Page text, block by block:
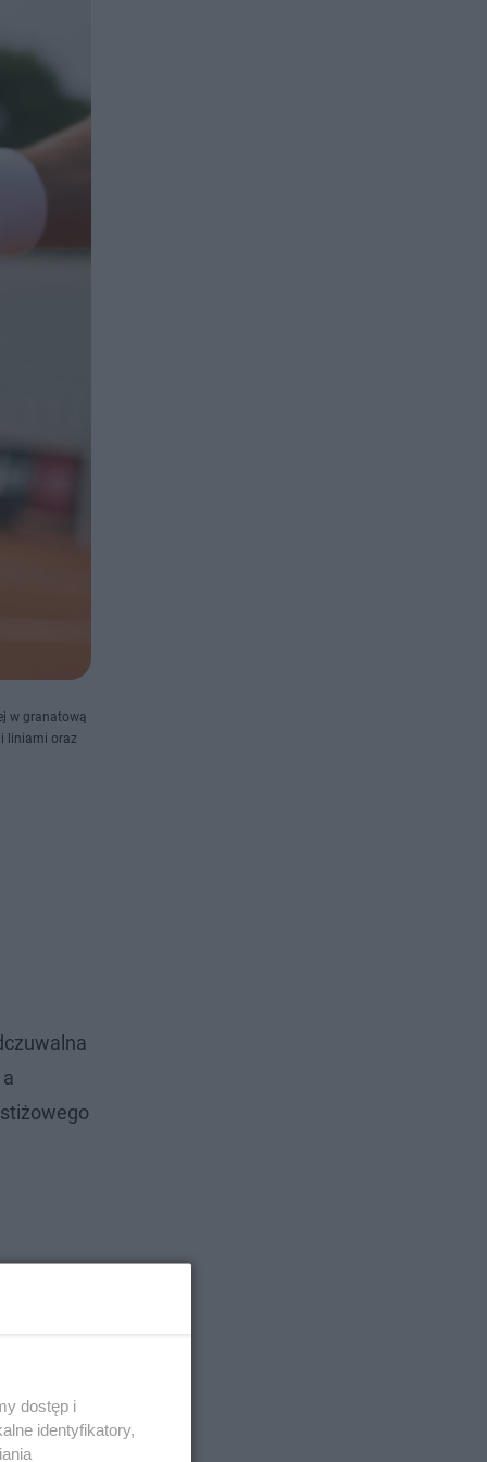
w granatową
liniami oraz
dostęp i
identyfikatory,